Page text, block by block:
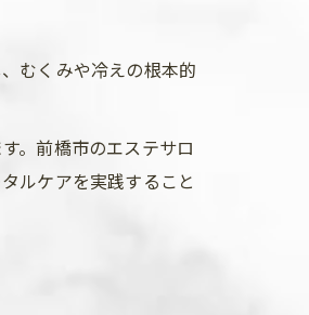
むくみや冷えの根本的
。前橋市のエステサロ
ルケアを実践すること